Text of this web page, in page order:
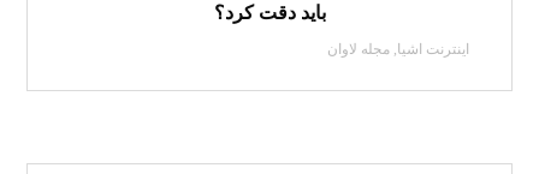
باید دقت کرد؟
اینترنت اشیا,مجله لاوان